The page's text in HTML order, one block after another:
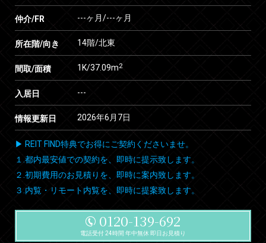
仲介/FR ---ヶ月/---ヶ月
所在階/向き 14階/北東
間取/面積 1K/37.09m2
入居日 ---
情報更新日 2026年6月7日
▶ REIT FIND特典でお得にご契約くださいませ。
１.都内最安値での契約を、即時に提示致します。
２.初期費用のお見積りを、即時に案内致します。
３.内覧・リモート内覧を、即時に提案致します。
0120-139-692
電話受付 24時間 年中無休 即日お見積り